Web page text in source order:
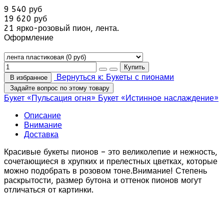
9 540 руб
19 620 руб
21 ярко-розовый пион, лента.
Оформление
В избранное Вернуться к: Букеты с пионами
Задайте вопрос по этому товару
Букет «Пульсация огня» Букет «Истинное наслаждение»
Описание
Внимание
Доставка
Красивые букеты пионов – это великолепие и нежность,
сочетающиеся в хрупких и прелестных цветках, которые
можно подобрать в розовом тоне.Внимание! Степень
раскрытости, размер бутона и оттенок пионов могут
отличаться от картинки.